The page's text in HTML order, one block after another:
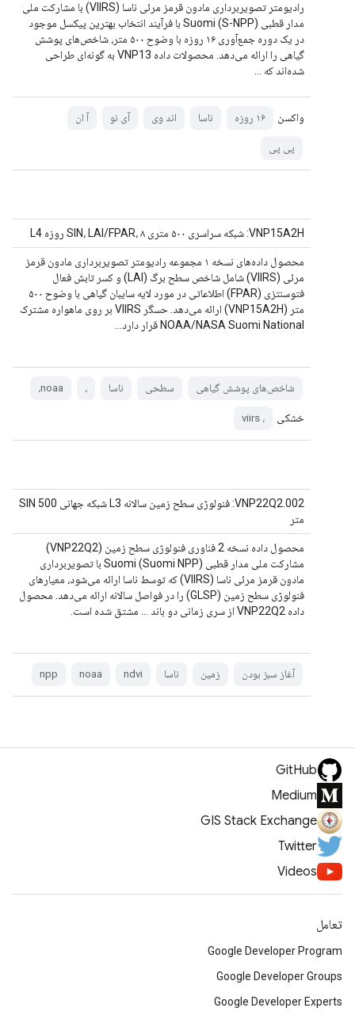
رادیومتر تصویربرداری مادون قرمز مرئی ناسا (VIIRS) با مشارکت ملی
مدار قطبی Suomi (S-NPP) با فرآیند انتخاب بهترین پیکسل موجود
در یک دوره جمع‌آوری ۱۶ روزه با وضوح ۵۰۰ متر، شاخص‌های پوشش
گیاهی را ارائه می‌دهد. محصولات داده VNP13 به گونه‌ای طراحی
شده‌اند که ...
واکسن ۱۶ روزه ناسا اند وی آی نو آ ان
پی پی
VNP15A2H: شبکه سراسری ۵۰۰ متری SIN، LAI/FPAR، ۸ روزه L4
محصول داده‌های نسخه ۱ مجموعه رادیومتر تصویربرداری مادون قرمز
مرئی (VIIRS) شامل شاخص سطح برگ (LAI) و کسر تابش فعال
فتوسنتزی (FPAR) اطلاعاتی در مورد لایه سایبان گیاهی با وضوح ۵۰۰
متر (VNP15A2H) ارائه می‌دهد. حسگر VIIRS بر روی ماهواره مشترک
NOAA/NASA Suomi National قرار دارد…
شاخص‌های پوشش گیاهی سطحی ناسا ، noaa،
خشکی ، viirs
VNP22Q2.002: فنولوژی سطح زمین سالانه L3 شبکه جهانی SIN 500
متر
محصول داده نسخه 2 فناوری فنولوژی سطح زمین (VNP22Q2)
مشارکت ملی مدار قطبی Suomi (Suomi NPP) با تصویربرداری
مادون قرمز مرئی ناسا (VIIRS) که توسط ناسا ارائه می‌شود، معیارهای
فنولوژی سطح زمین (GLSP) را در فواصل سالانه ارائه می‌دهد. محصول
داده VNP22Q2 از سری زمانی دو باند ... مشتق شده است.
آغاز سبز بودن زمین ناسا ndvi
noaa
npp
GitHub
Medium
GIS Stack Exchange
Twitter
Videos
تعامل
Google Developer Program
Google Developer Groups
Google Developer Experts